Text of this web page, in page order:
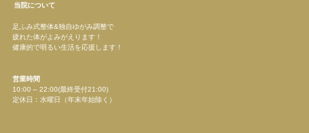
当院について
足ふみ式整体&独自ゆがみ調整で
疲れた体がよみがえります！
健康的で明るい生活を応援します！
営業時間
10:00 – 22:00(最終受付21:00)
定休日：水曜日（年末年始除く）